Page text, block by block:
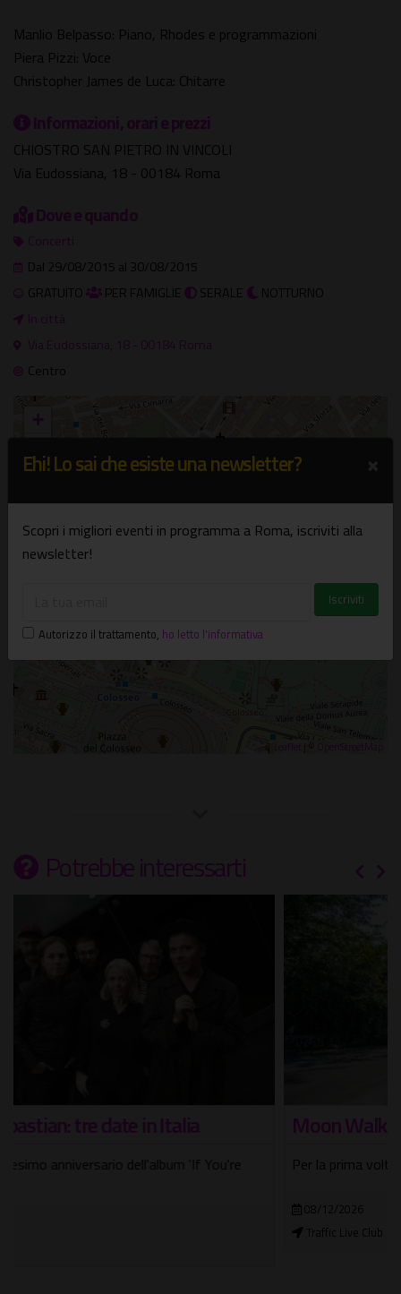
Manlio Belpasso: Piano, Rhodes e programmazioni
Piera Pizzi: Voce
Christopher James de Luca: Chitarre
Informazioni, orari e prezzi
CHIOSTRO SAN PIETRO IN VINCOLI
Via Eudossiana, 18 - 00184 Roma
Dove e quando
Concerti
Dal 29/08/2015 al 30/08/2015
GRATUITO
PER FAMIGLIE SERALE
NOTTURNO
In città
Via Eudossiana, 18 - 00184 Roma
Centro
+
Leaflet
Potrebbe interessarti
Moon Walker
Per la prima volta in Italia con due tappe del tour
Ehi! Lo sai che esiste una newsletter?
Scopri i migliori eventi in programma a Roma, iscriviti alla
newsletter!
Autorizzo il trattamento, ho letto l'informativa